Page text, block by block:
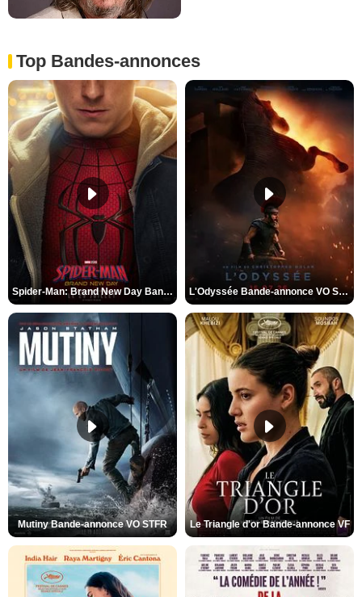
Top Bandes-annonces
Spider-Man: Brand New Day Bande-annonce VO STFR L'Odyssée Bande-annonce VO STFR
Mutiny Bande-annonce VO STFR Le Triangle d'or Bande-annonce VF